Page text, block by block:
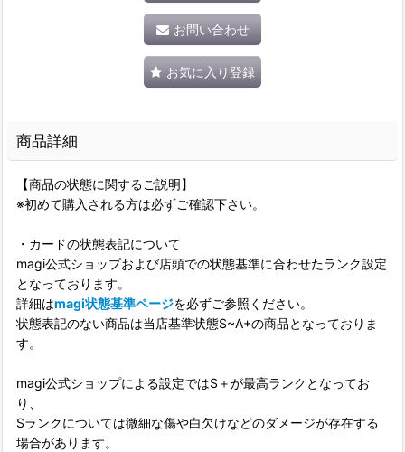
お問い合わせ
お気に入り登録
商品詳細
【商品の状態に関するご説明】
※初めて購入される方は必ずご確認下さい。
・カードの状態表記について
magi公式ショップおよび店頭での状態基準に合わせたランク設定
となっております。
詳細はmagi状態基準ページを必ずご参照ください。
状態表記のない商品は当店基準状態S~A+の商品となっておりま
す。
magi公式ショップによる設定ではS＋が最高ランクとなってお
り、
Sランクについては微細な傷や白欠けなどのダメージが存在する
場合があります。